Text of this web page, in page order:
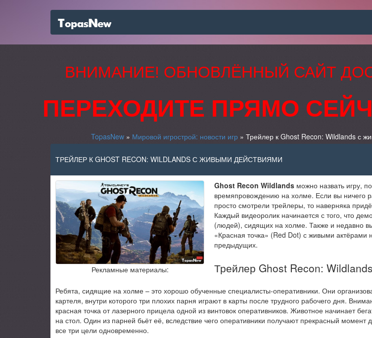
ВНИМАНИЕ! ОБНОВЛЁННЫЙ САЙТ
ПЕРЕХОДИТЕ ПРЯМО
TopasNew» Мировой игрострой: новости игр» Трейлер к Ghost Recon: Wildlands с
ТРЕЙЛЕР К GHOST RECON: WILDLANDS С ЖИВЫМИ ДЕЙСТВИЯМИ
Рекламные материалы:
Ghost Recon Wildlands можно назвать игру,
времяпровождению на холме. Если вы ничего
просто смотрели трейлеры, то наверняка
Каждый видеоролик начинается с того, что
(людей), сидящих на холме. Также и недавно
«Красная точка» (Red Dot) с живыми актёрами
предыдущих.
Трейлер Ghost Recon: Wildlands
Ребята, сидящие на холме – это хорошо обученные специалисты-оперативники. Они
картеля, внутри которого три плохих парня играют в карты после трудного рабочего дня.
красная точка от лазерного прицела одной из винтовок оперативников. Животное начинает
на стол. Один из парней бьёт её, вследствие чего оперативники получают прекрасный момент
все три цели одновременно.